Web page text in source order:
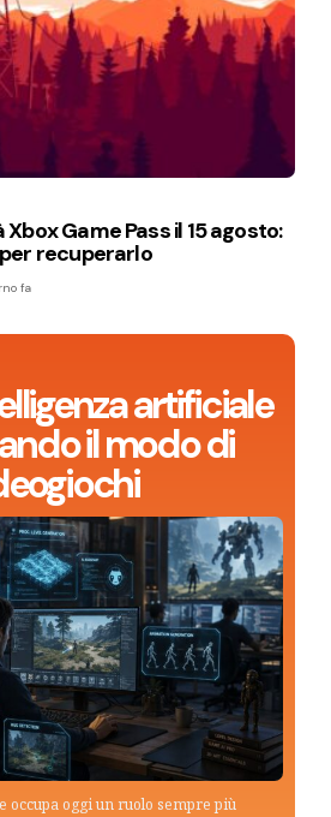
artificiale
il modo di
oggi un ruolo sempre più
Game Pass il 15 agosto:
recuperarlo
fa